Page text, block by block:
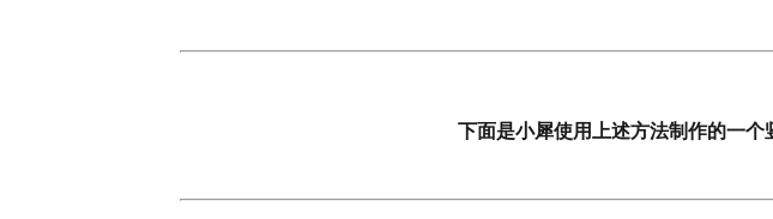
下面是小犀使用上述方法制作的一